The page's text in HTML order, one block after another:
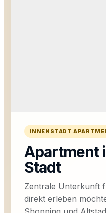
INNENSTADT
Apartment
Stadt
Zentrale Unterkunft
direkt erleben